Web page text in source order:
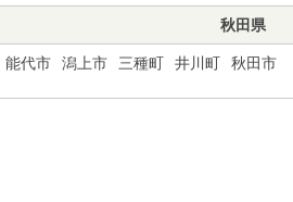
秋田県
能代市 潟上市 三種町 井川町 秋田市